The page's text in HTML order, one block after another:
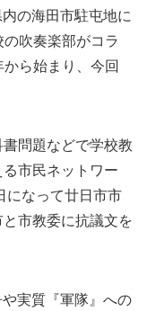
の海田市駐屯地に
吹奏楽部がコラ
ら始まり、今回
問題などで学校教
市民ネットワー
になって廿日市市
市教委に抗議文を
実質『軍隊』への